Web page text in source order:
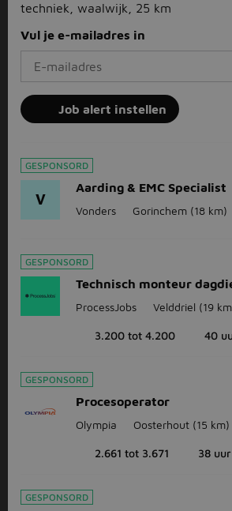
techniek, waalwijk, 25 km
Vul je e-mailadres in
Job alert instellen
GESPONSORD
V
Aarding & EMC Specialist
Vonders Gorinchem (18 km)
GESPONSORD
Technisch monteur
ProcessJobs Velddriel (19
3.200 tot 4.200 40
GESPONSORD
Procesoperator
Olympia Oosterhout (15 km)
2.661 tot 3.671 38 uur
GESPONSORD